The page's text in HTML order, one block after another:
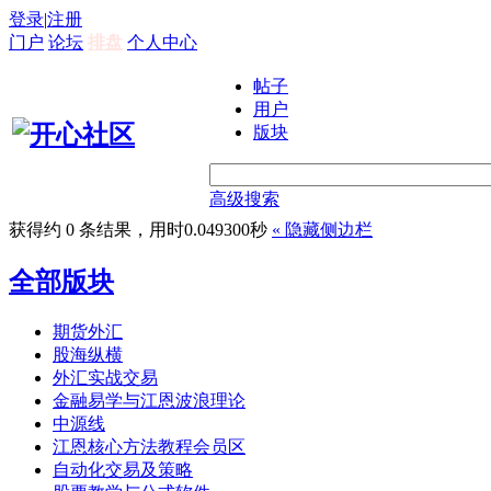
登录|注册
门户 论坛 排盘 个人中心
帖子
用户
版块
高级搜索
获得约 0 条结果，用时0.049300秒 « 隐藏侧边栏
全部版块
期货外汇
股海纵横
外汇实战交易
金融易学与江恩波浪理论
中源线
江恩核心方法教程会员区
自动化交易及策略